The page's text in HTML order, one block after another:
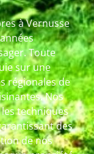
à Vernusse
Toute
sur une
régionales de
Nos
techniques
des
de nos